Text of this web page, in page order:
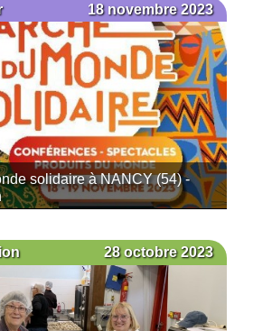
18 novembre 2023
solidaire à NANCY (54) -
28 octobre 2023